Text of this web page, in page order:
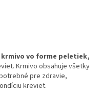
krmivo vo forme peletiek,
Krmivo obsahuje všetky
pre zdravie,
kreviet.